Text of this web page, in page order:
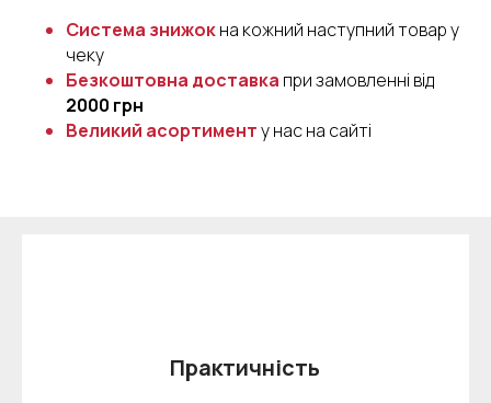
Система знижокна кожний наступний товар у
чеку
Безкоштовна доставка при замовленні від
2000 грн
Великий асортименту нас на сайті
Практичність